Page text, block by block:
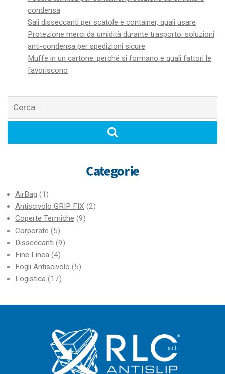
condensa
Sali disseccanti per scatole e container, quali usare
Protezione merci da umidità durante trasporto: soluzioni
anti-condensa per spedizioni sicure
Muffe in un cartone: perché si formano e quali fattori le
favoriscono
Cerca
Categorie
AirBag (1)
Antiscivolo GRIP FIX (2)
Coperte Termiche (9)
Corporate (5)
Disseccanti (9)
Fine Linea (4)
Fogli Antiscivolo (5)
Logistica (17)